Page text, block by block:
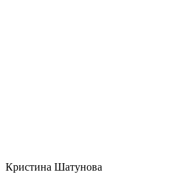
Кристина Шатунова